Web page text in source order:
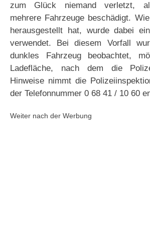
zum Glück niemand verletzt,
mehrere Fahrzeuge beschädigt.
herausgestellt hat, wurde dabei
verwendet. Bei diesem Vorfall
dunkles Fahrzeug beobachtet,
Ladefläche, nach dem die
Hinweise nimmt die
der Telefonnummer 0 68 41 / 10 60
Weiter nach der Werbung